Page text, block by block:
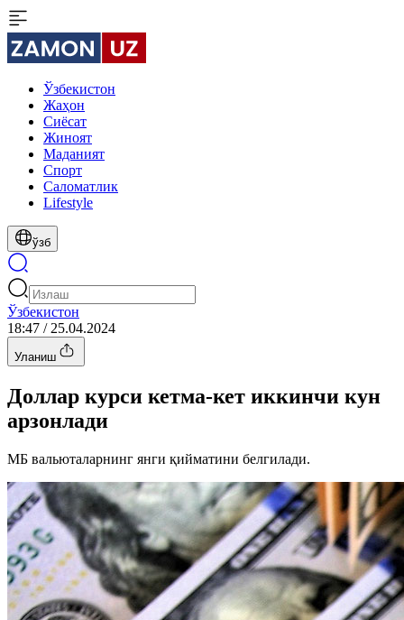
Ўзбекистон
Жаҳон
Сиёсат
Жиноят
Маданият
Спорт
Cаломатлик
Lifestyle
ўзб
Ўзбекистон
18:47 / 25.04.2024
Уланиш
Доллар курси кетма-кет иккинчи кун
арзонлади
МБ вальюталарнинг янги қийматини белгилади.